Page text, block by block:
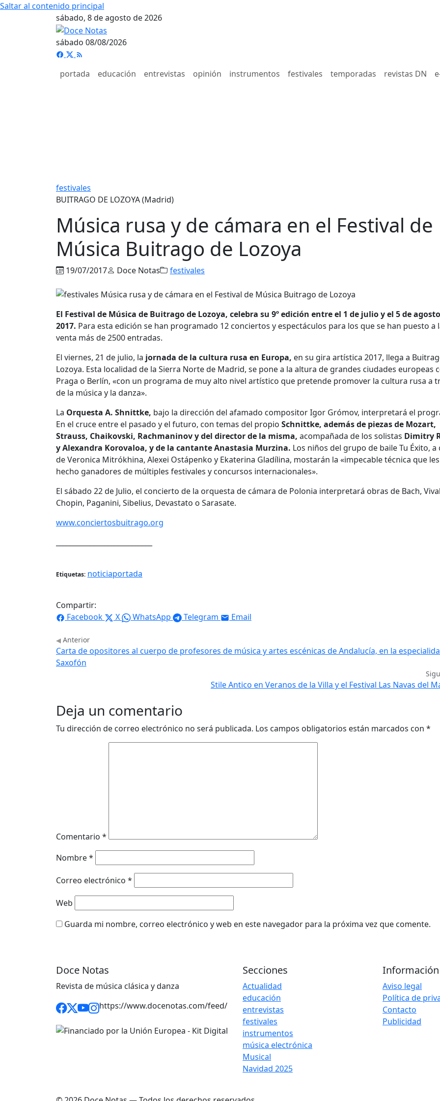
Saltar al contenido principal
sábado, 8 de agosto de 2026
sábado 08/08/2026
portada educación entrevistas opinión instrumentos festivales temporadas revistas DN
festivales
BUITRAGO DE LOZOYA (Madrid)
Música rusa y de cámara en el Festival de
Música Buitrago de Lozoya
19/07/2017 Doce Notas festivales
El Festival de Música de Buitrago de Lozoya, celebra su 9º edición entre el 1 de julio y el 5 de
2017. Para esta edición se han programado 12 conciertos y espectáculos para los que se han puesto a
venta más de 2500 entradas.
El viernes, 21 de julio, la jornada de la cultura rusa en Europa, en su gira artística 2017, llega a
Lozoya. Esta localidad de la Sierra Norte de Madrid, se pone a la altura de grandes ciudades europeas
Praga o Berlín, «con un programa de muy alto nivel artístico que pretende promover la cultura rusa a
de la música y la danza».
La Orquesta A. Shnittke, bajo la dirección del afamado compositor Igor Grómov, interpretará el
En el cruce entre el pasado y el futuro, con temas del propio Schnittke, además de piezas de Mozart,
Strauss, Chaikovski, Rachmaninov y del director de la misma, acompañada de los solistas Dimitry
y Alexandra Korovaloa, y de la cantante Anastasia Murzina. Los niños del grupo de baile Tu Éxito, a
de Veronica Mitrókhina, Alexei Ostápenko y Ekaterina Gladílina, mostarán la «impecable técnica que
hecho ganadores de múltiples festivales y concursos internacionales».
El sábado 22 de Julio, el concierto de la orquesta de cámara de Polonia interpretará obras de Bach,
Chopin, Paganini, Sibelius, Devastato o Sarasate.
www.conciertosbuitrago.org
Etiquetas: noticiaportada
Compartir:
Facebook
X WhatsApp Telegram Email
Anterior
Carta de opositores al cuerpo de profesores de música y artes escénicas de Andalucía, en la
Saxofón
Stile Antico en Veranos de la Villa y el Festival Las Navas del
Deja un comentario
Tu dirección de correo electrónico no será publicada. Los campos obligatorios están marcados con *
Comentario *
Nombre*
Correo electrónico *
Web
Guarda mi nombre, correo electrónico y web en este navegador para la próxima vez que comente.
Doce Notas
Revista de música clásica y danza
https://www.docenotas.com/feed/
Secciones
Actualidad
educación
entrevistas
festivales
instrumentos
música electrónica
Musical
Navidad 2025
Información
Aviso legal
Política de
Contacto
Publicidad